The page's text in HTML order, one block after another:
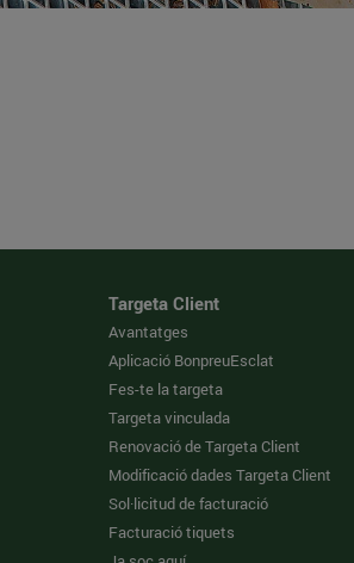
Targeta Client
Avantatges
Aplicació BonpreuEsclat
Fes-te la targeta
Targeta vinculada
Renovació de Targeta Client
Modificació dades Targeta Client
Sol·licitud de facturació
Facturació tiquets